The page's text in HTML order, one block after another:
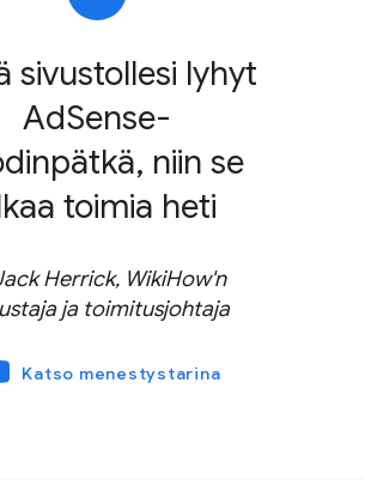
sivustollesi lyhyt
AdSense-
niin se
toimia heti
Herrick, WikiHow'n
ja toimitusjohtaja
Katso menestystarina